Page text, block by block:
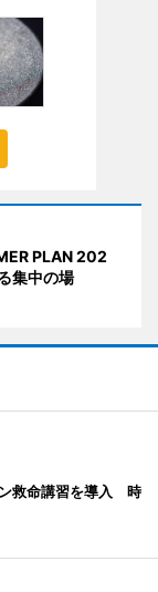
PLAN 202
集中の場
救命講習を導入 時